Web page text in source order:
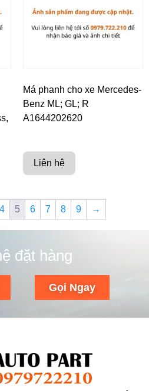
Má phanh cho xe Mercedes-
Benz ML; GL; R
A1644202620
Liên hệ
4 5 6 7 8 9 →
đặt hàng
Gọi Ngay